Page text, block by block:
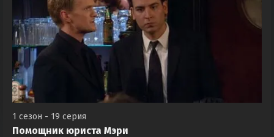
1 сезон - 19 серия
Помощник юриста Мэри